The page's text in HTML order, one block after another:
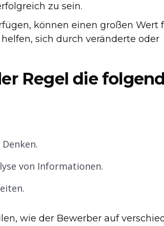
zu sein.
können einen großen Wert
sich durch veränderte oder
Regel die
von Informationen.
wie der Bewerber auf